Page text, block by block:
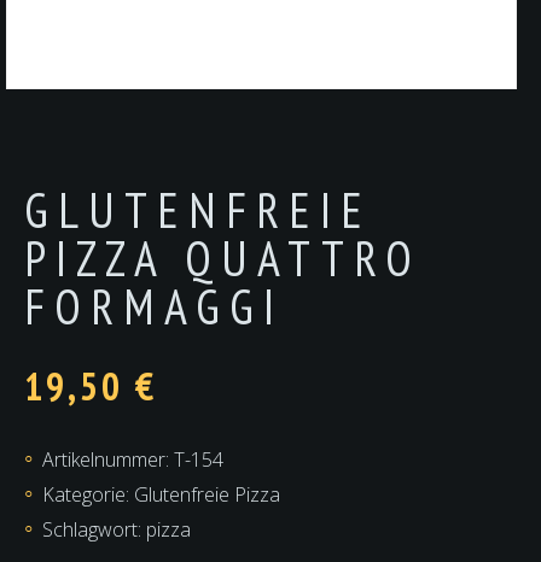
GLUTENFREIE
PIZZA QUATTRO
FORMAGGI
19,50 €
Artikelnummer: T-154
Kategorie: Glutenfreie Pizza
Schlagwort: pizza